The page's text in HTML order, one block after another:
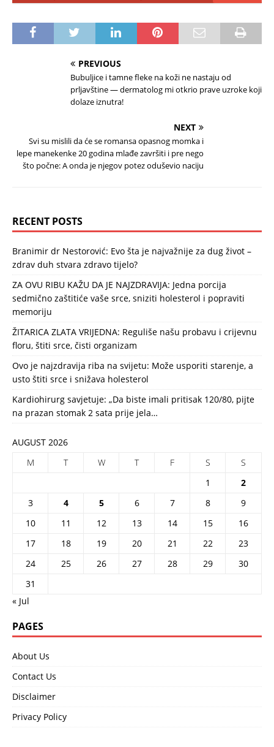
PREVIOUS
Bubuljice i tamne fleke na koži ne nastaju od
prljavštine — dermatolog mi otkrio prave uzroke koji
dolaze iznutra!
NEXT
Svi su mislili da će se romansa opasnog momka i
lepe manekenke 20 godina mlađe završiti i pre nego
što počne: A onda je njegov potez oduševio naciju
RECENT POSTS
Branimir dr Nestorović: Evo šta je najvažnije za dug život –
zdrav duh stvara zdravo tijelo?
ZA OVU RIBU KAŽU DA JE NAJZDRAVIJA: Jedna porcija
sedmično zaštitiće vaše srce, sniziti holesterol i popraviti
memoriju
ŽITARICA ZLATA VRIJEDNA: Reguliše našu probavu i crijevnu
floru, štiti srce, čisti organizam
Ovo je najzdravija riba na svijetu: Može usporiti starenje, a
usto štiti srce i snižava holesterol
Kardiohirurg savjetuje: „Da biste imali pritisak 120/80, pijte
na prazan stomak 2 sata prije jela…
AUGUST 2026
M
T W T F S
S
1
2
3
4 5 6 7 8
9
10
11 12 13 14 15
16
17
18 19 20 21 22
23
24
25 26 27 28 29
30
31
« Jul
PAGES
About Us
Contact Us
Disclaimer
Privacy Policy